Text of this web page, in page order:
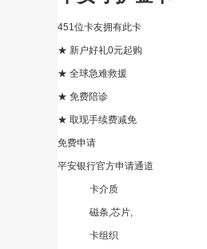
451位卡友拥有此卡
★ 新户好礼0元起购
★ 全球急难救援
★ 免费陪诊
★ 取现手续费减免
免费申请
平安银行官方申请通道
卡介质
磁条,芯片,
卡组织